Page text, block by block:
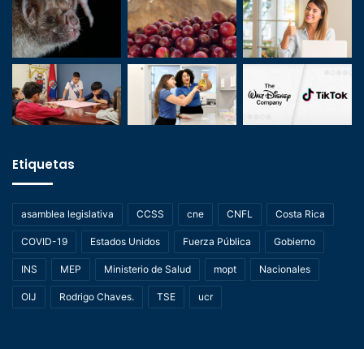
Etiquetas
asamblea legislativa CCSS cne CNFL Costa Rica
COVID-19 Estados Unidos Fuerza Pública Gobierno
INS MEP Ministerio de Salud mopt Nacionales
OIJ Rodrigo Chaves. TSE ucr